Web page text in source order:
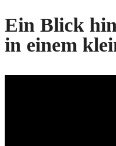
Ein Blick
in einem